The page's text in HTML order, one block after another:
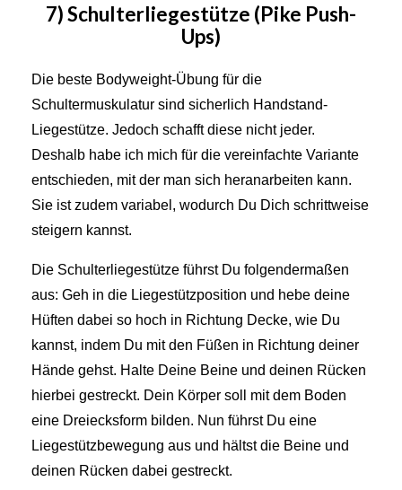
7) Schulterliegestütze (Pike Push-
Ups)
Die beste Bodyweight-Übung für die
Schultermuskulatur sind sicherlich Handstand-
Liegestütze. Jedoch schafft diese nicht jeder.
Deshalb habe ich mich für die vereinfachte Variante
entschieden, mit der man sich heranarbeiten kann.
Sie ist zudem variabel, wodurch Du Dich schrittweise
steigern kannst.
Die Schulterliegestütze führst Du folgendermaßen
aus: Geh in die Liegestützposition und hebe deine
Hüften dabei so hoch in Richtung Decke, wie Du
kannst, indem Du mit den Füßen in Richtung deiner
Hände gehst. Halte Deine Beine und deinen Rücken
hierbei gestreckt. Dein Körper soll mit dem Boden
eine Dreiecksform bilden. Nun führst Du eine
Liegestützbewegung aus und hältst die Beine und
deinen Rücken dabei gestreckt.